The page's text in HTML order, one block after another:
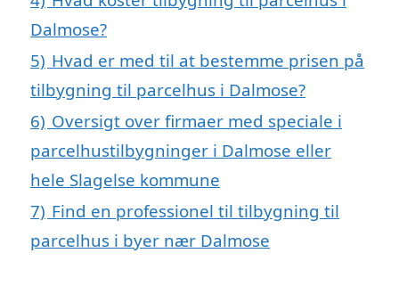
Dalmose?
5) Hvad er med til at bestemme prisen på
tilbygning til parcelhus i Dalmose?
6) Oversigt over firmaer med speciale i
parcelhustilbygninger i Dalmose eller
hele Slagelse kommune
7) Find en professionel til tilbygning til
parcelhus i byer nær Dalmose